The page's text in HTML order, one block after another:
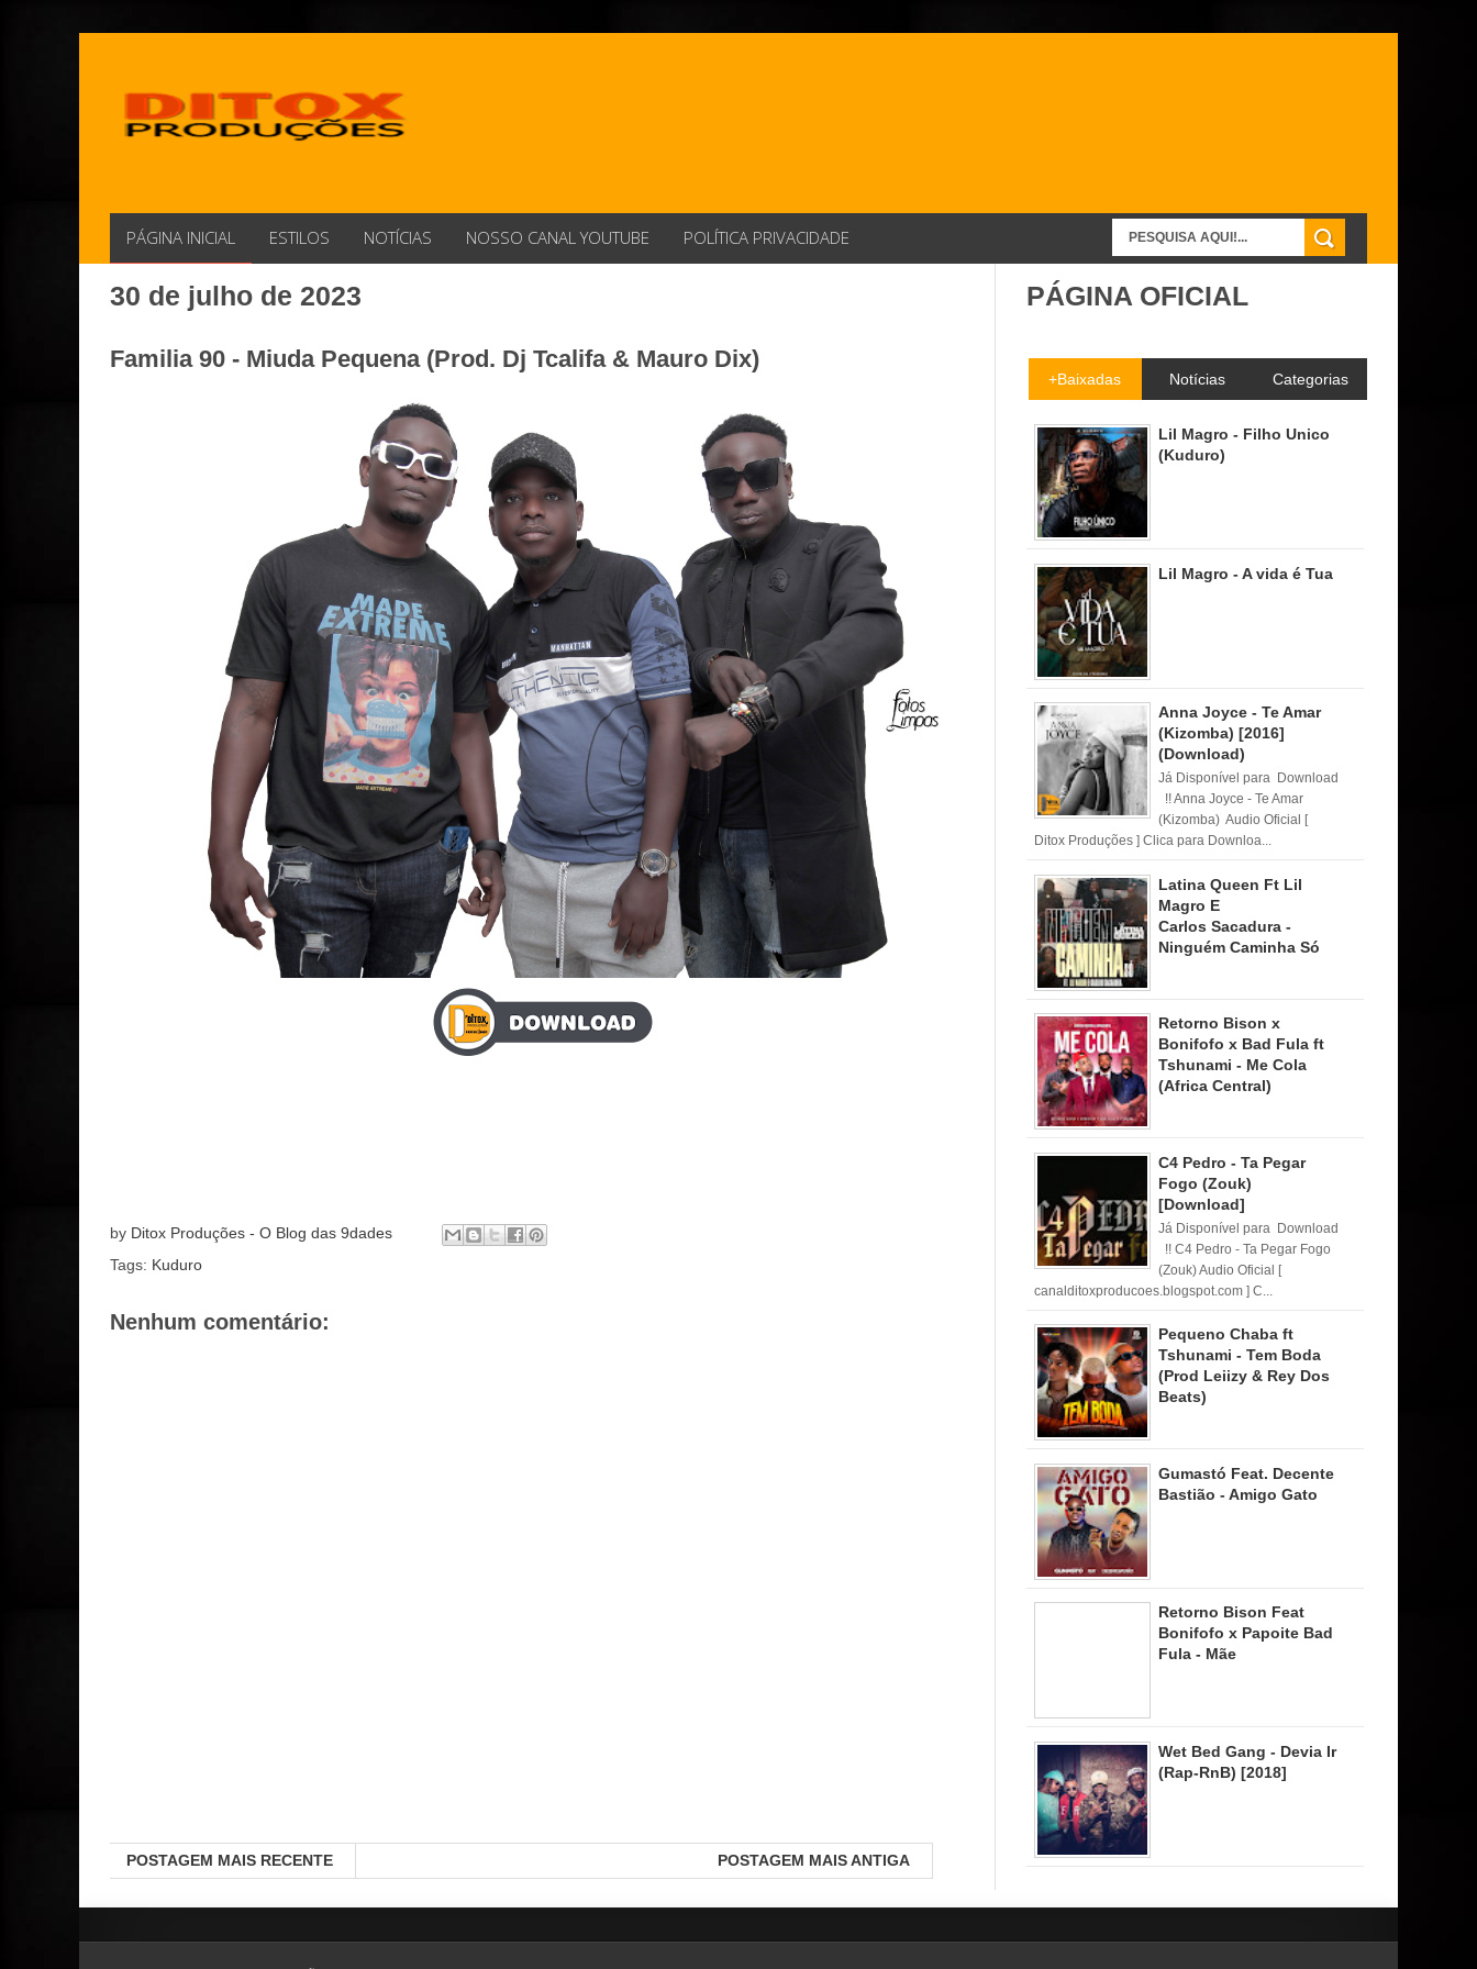
PÁGINA INICIAL ESTILOS NOTÍCIAS NOSSO CANAL YOUTUBE POLÍTICA PRIVACIDADE
30 de julho de 2023
Familia 90 - Miuda Pequena (Prod. Dj Tcalifa & Mauro Dix)
by Ditox Produções - O Blog das 9dades
Tags: Kuduro
Nenhum comentário:
POSTAGEM MAIS RECENTE POSTAGEM MAIS ANTIGA
PÁGINA OFICIAL
+Baixadas Notícias Categorias
Lil Magro - Filho Unico
(Kuduro)
Lil Magro - A vida é Tua
Anna Joyce - Te Amar
(Kizomba) [2016]
(Download)
Já Disponível para Download
!! Anna Joyce - Te Amar
(Kizomba) Audio Oficial [
Ditox Produções ] Clica para Downloa...
Latina Queen Ft Lil
Magro E
Carlos Sacadura -
Ninguém Caminha Só
Retorno Bison x
Bonifofo x Bad Fula ft
Tshunami - Me Cola
(Africa Central)
C4 Pedro - Ta Pegar
Fogo (Zouk)
[Download]
Já Disponível para Download
!! C4 Pedro - Ta Pegar Fogo
(Zouk) Audio Oficial [
canalditoxproducoes.blogspot.com ] C...
Pequeno Chaba ft
Tshunami - Tem Boda
(Prod Leiizy & Rey Dos
Beats)
Gumastó Feat. Decente
Bastião - Amigo Gato
Retorno Bison Feat
Bonifofo x Papoite Bad
Fula - Mãe
Wet Bed Gang - Devia Ir
(Rap-RnB) [2018]